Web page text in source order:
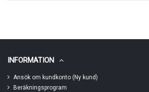
INFORMATION
Ansök om kundkonto (Ny kund)
Beräkningsprogram